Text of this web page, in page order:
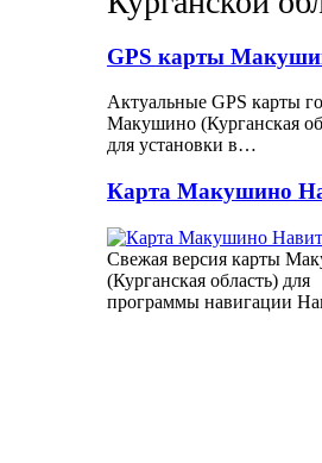
GPS карты
Актуальные GPS карты
Макушино (Курганская
для установки в…
Карта Макушино
Свежая версия карты
(Курганская область) для
программы навигации